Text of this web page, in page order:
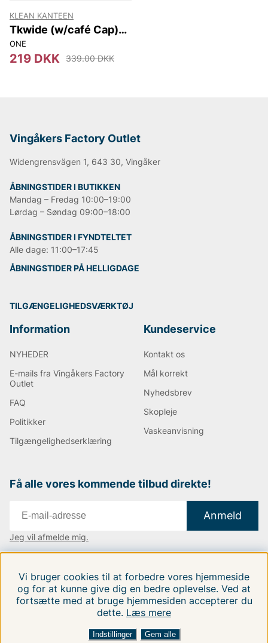
FILTRERA EFTER SORTER EFTER:
KLEAN KANTEEN
Tkwide (w/café Cap)
473 Ml
ONE
219 DKK 339.00 DKK
Vingåkers Factory Outlet
Widengrensvägen 1, 643 30, Vingåker
ÅBNINGSTIDER I BUTIKKEN
Mandag – Fredag 10:00–19:00
Lørdag – Søndag 09:00–18:00
ÅBNINGSTIDER I FYNDTELTET
Alle dage: 11:00–17:45
ÅBNINGSTIDER PÅ HELLIGDAGE
TILGÆNGELIGHEDSVÆRKTØJ
Information
NYHEDER
E-mails fra Vingåkers Factory
Outlet
FAQ
Politikker
Tilgængelighedserklæring
Kundeservice
Kontakt os
Mål korrekt
Nyhedsbrev
Skopleje
Vaskeanvisning
Få alle vores kommende tilbud direkte!
Anmeld
Jeg vil afmelde mig.
Følg os på vores sociale medier.
Vi bruger cookies til at forbedre vores hjemmeside
og for at kunne give dig en bedre oplevelse. Ved at
fortsætte med at bruge hjemmesiden accepterer du
dette. Læs mere
Indstillinger Gem alle